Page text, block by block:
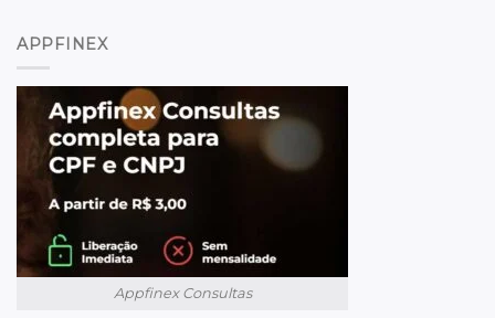
APPFINEX
Appfinex Consultas